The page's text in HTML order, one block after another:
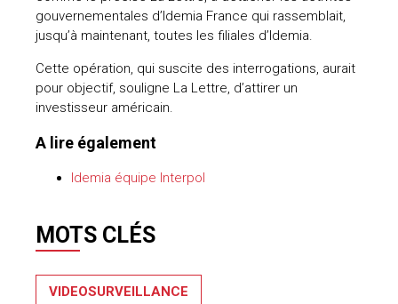
Cette opération, qui suscite des interrogations, aurait
pour objectif, souligne La Lettre, d’attirer un
investisseur américain.
A lire également
Idemia équipe Interpol
MOTS CLÉS
VIDEOSURVEILLANCE
SURVEILLANCE